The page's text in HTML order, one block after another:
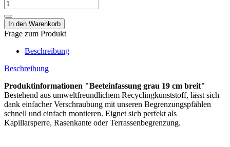
Frage zum Produkt
Beschreibung
Beschreibung
Produktinformationen "Beeteinfassung grau 19 cm breit"
Bestehend aus umweltfreundlichem Recyclingkunststoff, lässt sich
dank einfacher Verschraubung mit unseren Begrenzungspfählen
schnell und einfach montieren. Eignet sich perfekt als
Kapillarsperre, Rasenkante oder Terrassenbegrenzung.